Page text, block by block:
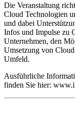
Die Veranstaltung
Cloud Technologien
und dabei
Infos und Impulse zu
Unternehmen, den
Umsetzung von
Umfeld.
Ausführliche
finden Sie hier: